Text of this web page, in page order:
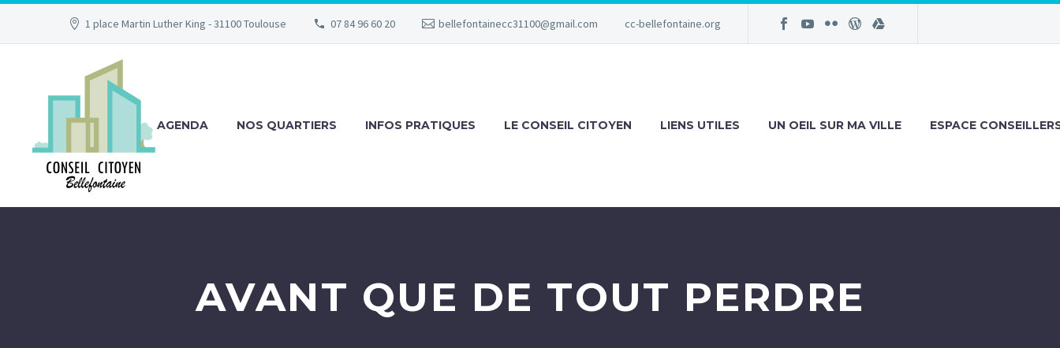
1 place Martin Luther King - 31100 Toulouse 07 84 96 60 20 bellefontainecc31100@gmail.com cc-bellefontaine.org
AGENDA NOS QUARTIERS INFOS PRATIQUES LE CONSEIL CITOYEN LIENS UTILES UN OEIL SUR MA VILLE ESPACE
AVANT QUE DE TOUT PERDRE